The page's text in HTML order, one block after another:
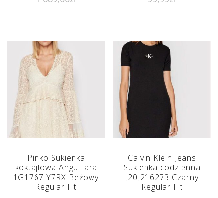
Pinko Sukienka
koktajlowa Anguillara
1G1767 Y7RX Beżowy
Regular Fit
Calvin Klein Jeans
Sukienka codzienna
J20J216273 Czarny
Regular Fit